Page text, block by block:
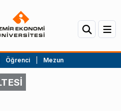
Öğrenci Mezun